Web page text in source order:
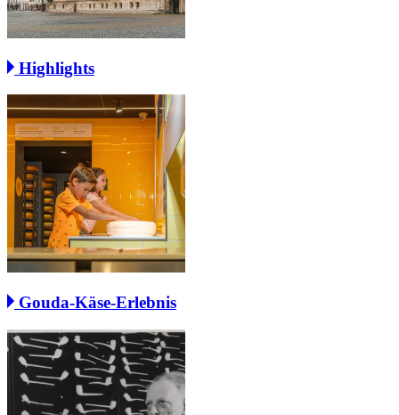
Highlights
Gouda-Käse-Erlebnis